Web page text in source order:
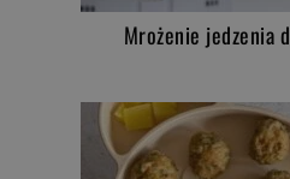
Mrożenie jedzenia